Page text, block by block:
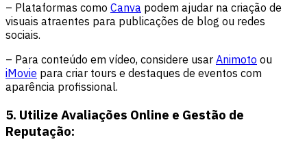
– Plataformas como Canva podem ajudar na criação de
visuais atraentes para publicações de blog ou redes
sociais.
– Para conteúdo em vídeo, considere usar Animoto ou
iMovie para criar tours e destaques de eventos com
aparência profissional.
5. Utilize Avaliações Online e Gestão de
Reputação: